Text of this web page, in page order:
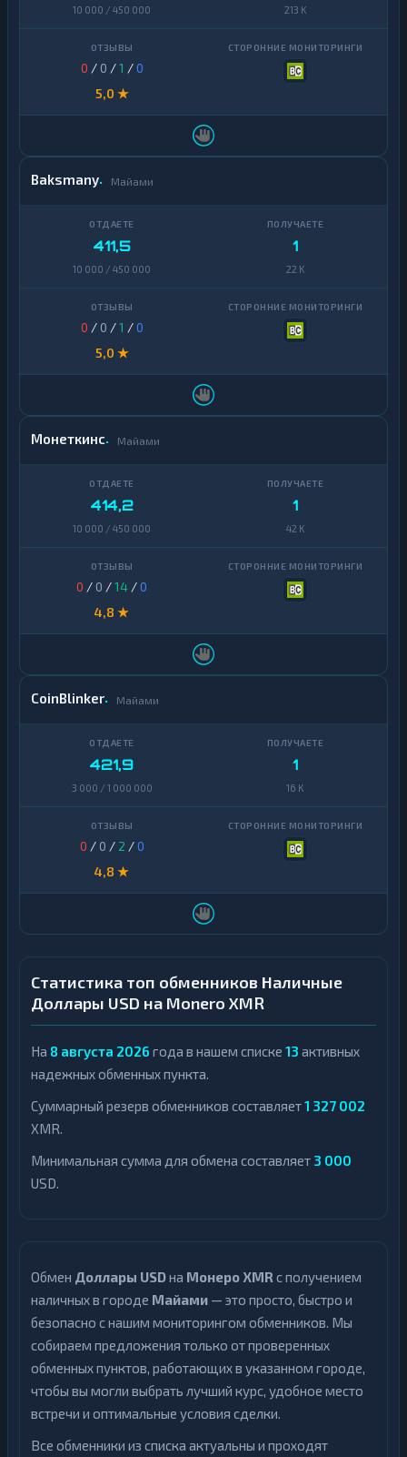
10 000 / 450 000 213 K
0 / 0 /1 /0
5,0 ★
Baksmany Майами
411,5
10 000 / 450 000
1
22 K
0 / 0 /1 /0
5,0 ★
Монеткинс Майами
414,2
10 000 / 450 000
1
42 K
0 / 0 /14 /0
4,8 ★
CoinBlinker Майами
421,9
3 000 / 1 000 000
1
16 K
0 / 0 / 2 /0
4,8 ★
Статистика топ обменников Наличные
Доллары USD на Monero XMR
На 8 августа 2026 года в нашем списке 13 активных
надежных обменных пункта.
Суммарный резерв обменников составляет1 327 002
XMR.
Минимальная сумма для обмена составляет 3 000
USD.
Обмен Доллары USDна Монеро XMR с получением
наличных в городе Майами — это просто, быстро и
безопасно с нашим мониторингом обменников. Мы
собираем предложения только от проверенных
обменных пунктов, работающих в указанном городе,
чтобы вы могли выбрать лучший курс, удобное место
встречи и оптимальные условия сделки.
Все обменники из списка актуальны и проходят